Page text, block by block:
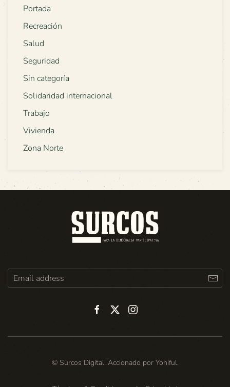
Portada
Recreación
Salud
Seguridad
Sin categoría
Solidaridad internacional
Trabajo
Vivienda
Zona Norte
© Surcos Digital. Accionado por Yohiful.